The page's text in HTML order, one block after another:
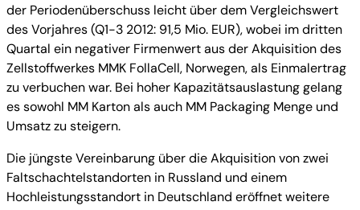
der Periodenüberschuss leicht über dem Vergleichswert
des Vorjahres (Q1-3 2012: 91,5 Mio. EUR), wobei im dritten
Quartal ein negativer Firmenwert aus der Akquisition des
Zellstoffwerkes MMK FollaCell, Norwegen, als Einmalertrag
zu verbuchen war. Bei hoher Kapazitätsauslastung gelang
es sowohl MM Karton als auch MM Packaging Menge und
Umsatz zu steigern.
Die jüngste Vereinbarung über die Akquisition von zwei
Faltschachtelstandorten in Russland und einem
Hochleistungsstandort in Deutschland eröffnet weitere